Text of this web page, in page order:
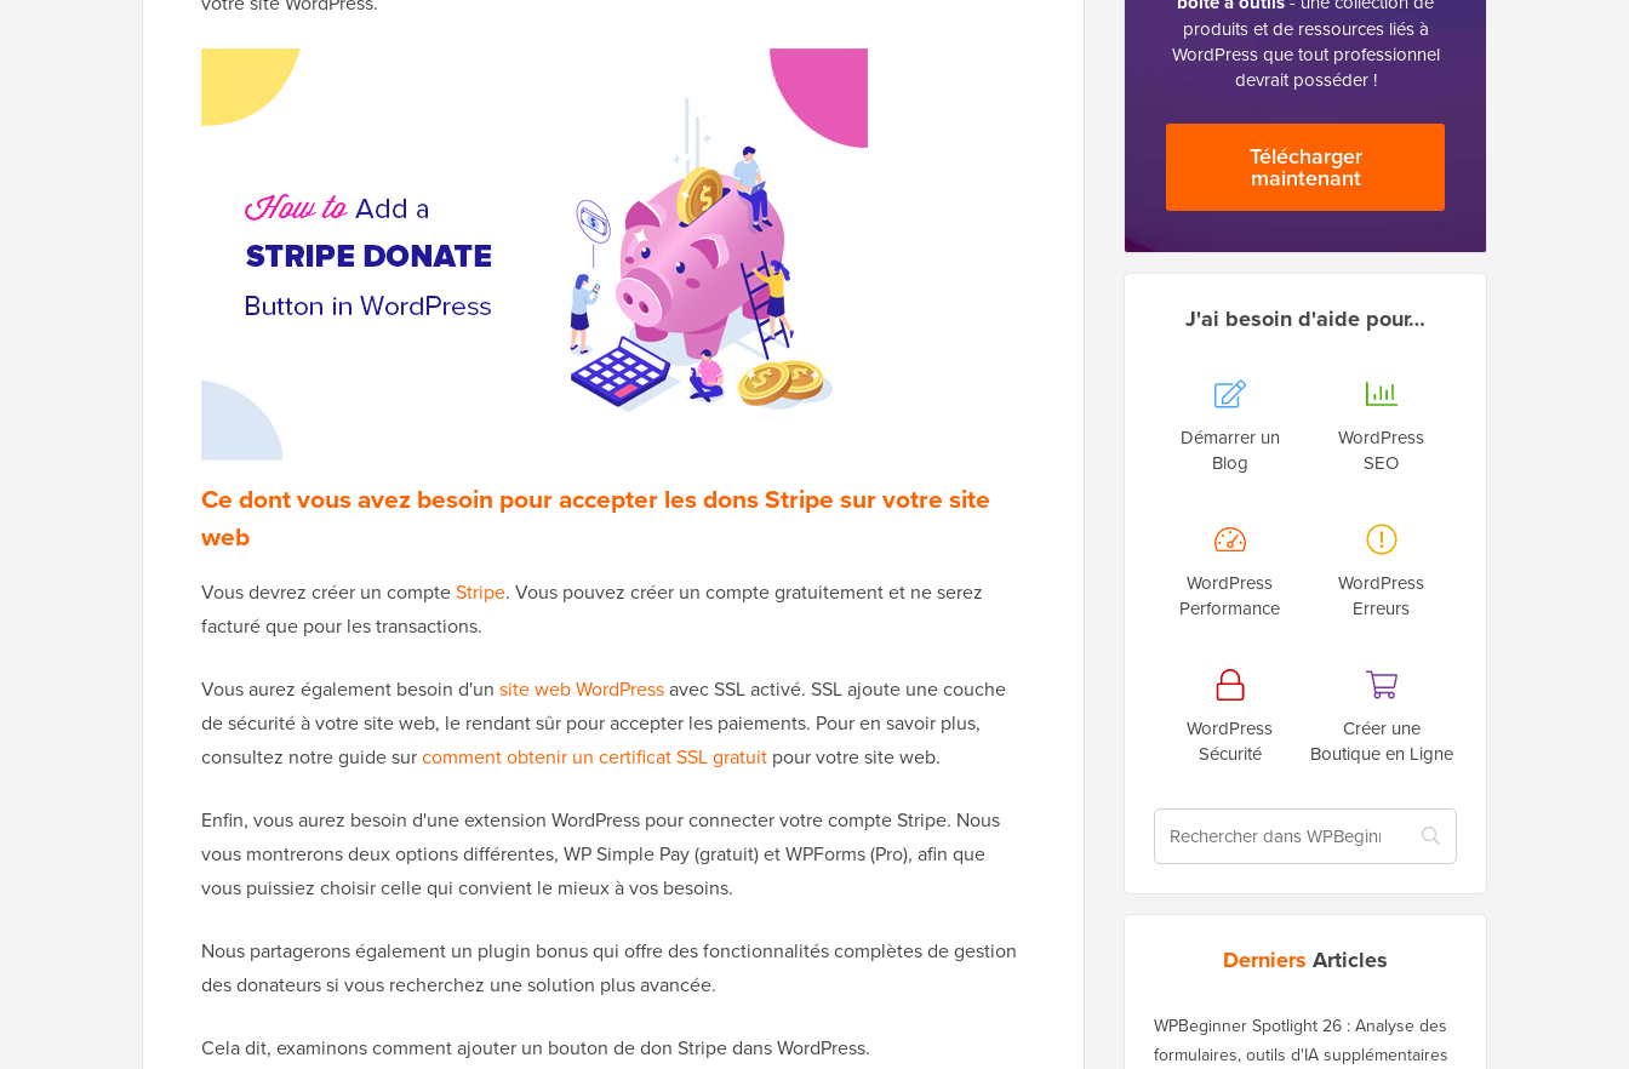
Ce dont vous avez besoin pour accepter les dons Stripe sur votre site
web
Vous devrez créer un compteStripe. Vous pouvez créer un compte gratuitement et ne serez
facturé que pour les transactions.
Vous aurez également besoin d'un site web WordPressavec SSL activé. SSL ajoute une couche
de sécurité à votre site web, le rendant sûr pour accepter les paiements. Pour en savoir plus,
consultez notre guide surcomment obtenir un certificat SSL gratuit pour votre site web.
Enfin, vous aurez besoin d'une extension WordPress pour connecter votre compte Stripe. Nous
vous montrerons deux options différentes, WP Simple Pay (gratuit) et WPForms (Pro), afin que
vous puissiez choisir celle qui convient le mieux à vos besoins.
Nous partagerons également un plugin bonus qui offre des fonctionnalités complètes de gestion
des donateurs si vous recherchez une solution plus avancée.
Cela dit, examinons comment ajouter un bouton de don Stripe dans WordPress.
produits et de ressources liés à
WordPress que tout professionnel
devrait posséder !
Télécharger
maintenant
J'ai besoin d'aide pour…
Démarrer un
Blog
WordPress
SEO
WordPress
Performance
WordPress
Erreurs
WordPress
Sécurité
Créer une
Boutique en Ligne
Derniers Articles
WPBeginner Spotlight 26 : Analyse des
formulaires, outils d'IA supplémentaires